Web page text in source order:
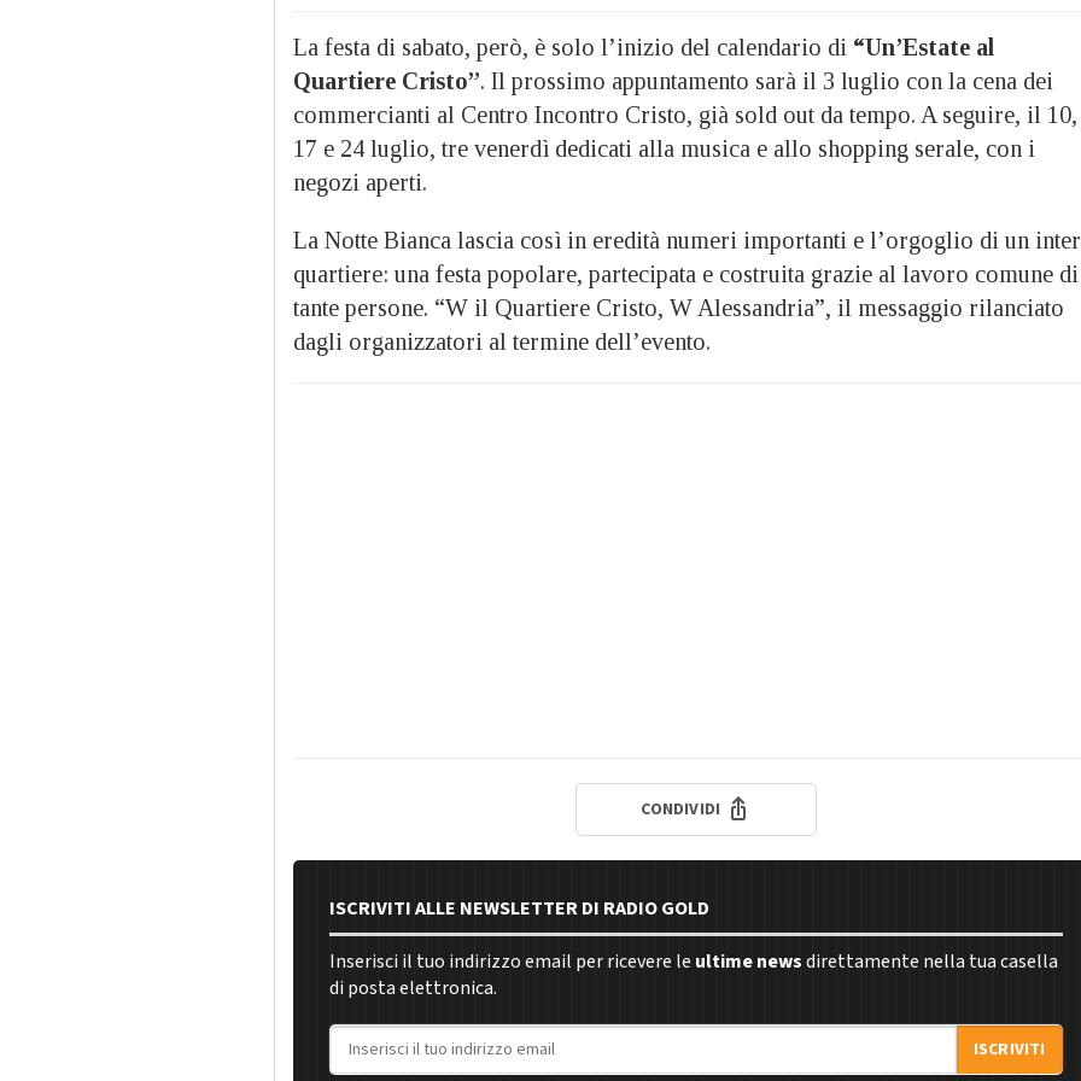
La festa di sabato, però, è solo l’inizio del calendario di “Un’Estate al
Quartiere Cristo”. Il prossimo appuntamento sarà il 3 luglio con la cena dei
commercianti al Centro Incontro Cristo, già sold out da tempo. A seguire, il 10,
17 e 24 luglio, tre venerdì dedicati alla musica e allo shopping serale, con i
negozi aperti.
La Notte Bianca lascia così in eredità numeri importanti e l’orgoglio di un
quartiere: una festa popolare, partecipata e costruita grazie al lavoro comune di
tante persone. “W il Quartiere Cristo, W Alessandria”, il messaggio rilanciato
dagli organizzatori al termine dell’evento.
CONDIVIDI
ISCRIVITI ALLE NEWSLETTER DI RADIO GOLD
Inserisci il tuo indirizzo email per ricevere le ultime newsdirettamente nella tua casella
di posta elettronica.
Indirizzo email
ISCRIVITI